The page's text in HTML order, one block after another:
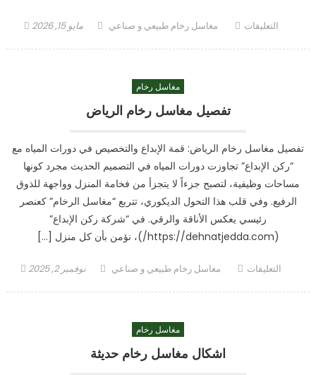
Posted مايو 15, 2026 Author
مغاسل رخام طبيعي و صناعي التعليقاتعلى
مغاسل رخام
تفصيل مغاسل رخام الرياض
تفصيل مغاسل رخام الرياض: قمة الإبداع والتخصيص في دورات المياه مع
“ركن الإبداع” تجاوزت دورات المياه في التصميم الحديث مجرد كونها
مساحات وظيفية، لتصبح جزءاً لا يتجزأ من فخامة المنزل وواجهة للذوق
الرفيع. وفي قلب هذا التحول الديكوري، تتربع “مغاسل الرخام” كعنصر
رئيسي يعكس الأناقة والرقي. في “شركة ركن الإبداع”
(https://dehnatjedda.com/)، نؤمن بأن كل منزل […]
Postedنوفمبر 2, 2025 Author
مغاسل رخام طبيعي و صناعي التعليقات
مغاسل رخام
اشكال مغاسل رخام حديثة